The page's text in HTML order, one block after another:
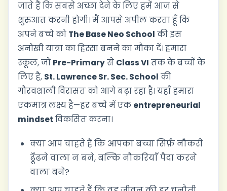
जाते हैं कि सबसे अच्छा देने के लिए हमें आज से
शुरुआत करनी होगी। मैं आपसे अपील करता हूँ कि
अपने बच्चे को The Base Neo School की इस
अनोखी यात्रा का हिस्सा बनने का मौका दें। हमारा
स्कूल, जो Pre-Primaryसे Class VI तक के बच्चों के
लिए है, St. Lawrence Sr. Sec. School की
गौरवशाली विरासत को आगे बढ़ा रहा है। यहाँ हमारा
एकमात्र लक्ष्य है—हर बच्चे में एक entrepreneurial
mindset विकसित करना।
क्या आप चाहते हैं कि आपका बच्चा सिर्फ़ नौकरी
ढूँढने वाला न बने, बल्कि नौकरियाँ पैदा करने
वाला बने?